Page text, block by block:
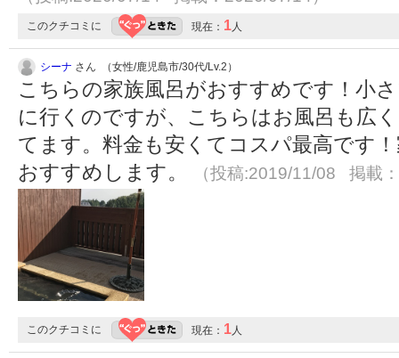
このクチコミに 現在： 1人
シーナ さん （女性/鹿児島市/30代/Lv.2）
こちらの家族風呂がおすすめです！小
に行くのですが、こちらはお風呂も広
てます。料金も安くてコスパ最高です
おすすめします。
（投稿:2019/11/08 掲載
このクチコミに 現在： 1人